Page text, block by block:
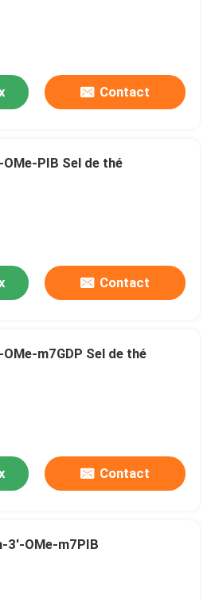
dérivés
Contact
PIB Sel de thé
Contact
m7GDP Sel de thé
Contact
3'-OMe-m7PIB